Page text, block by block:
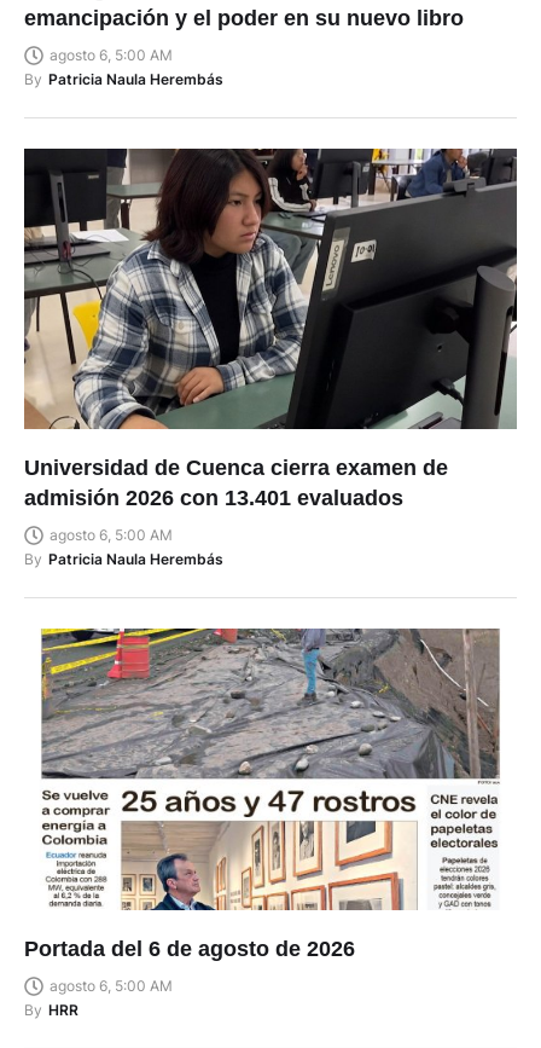
emancipación y el poder en su nuevo libro
agosto 6, 5:00 AM
By Patricia Naula Herembás
Universidad de Cuenca cierra examen de
admisión 2026 con 13.401 evaluados
agosto 6, 5:00 AM
By Patricia Naula Herembás
Portada del 6 de agosto de 2026
agosto 6, 5:00 AM
By HRR